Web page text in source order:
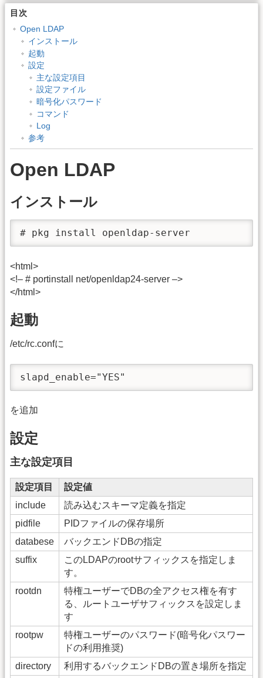
目次
Open LDAP
インストール
起動
設定
主な設定項目
設定ファイル
暗号化パスワード
コマンド
Log
参考
Open LDAP
インストール
# pkg install openldap-server
<html>
<!– # portinstall net/openldap24-server –>
</html>
起動
/etc/rc.confに
slapd_enable="YES"
を追加
設定
主な設定項目
設定項目
設定値
include
読み込むスキーマ定義を指定
pidfile
PIDファイルの保存場所
databese
バックエンドDBの指定
suffix
このLDAPのrootサフィックスを指定しま
す。
rootdn
特権ユーザーでDBの全アクセス権を有す
る、ルートユーザサフィックスを設定しま
す
rootpw
特権ユーザーのパスワード(暗号化パスワー
ドの利用推奨)
directory
利用するバックエンドDBの置き場所を指定